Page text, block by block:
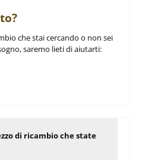
che stai cercando o non sei
saremo lieti di aiutarti:
di ricambio che state